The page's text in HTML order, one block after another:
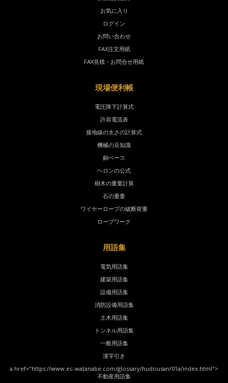
お気に入り
ログイン
お問い合わせ
FAX注文用紙
FAX見積・お問合せ用紙
現場便利帳
電圧降下計算式
許容電流表
接地線の太さの計算式
機械の豆知識
銅ベース
ヘロンの公式
樹木の重量計算
石の重量
ワイヤーロープの破断荷重
ロープワーク
用語集
電気用語集
建築用語集
設備用語集
消防設備用語集
土木用語集
トンネル用語集
一般用語集
漢字引き
a href="https://www.ec-watanabe.com/glossary/hudousan/01a/index.html">
不動産用語集